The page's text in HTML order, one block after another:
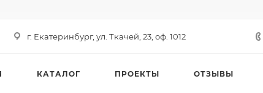
г. Екатеринбург, ул. Ткачей, 23, оф. 1012
КАТАЛОГ ПРОЕКТЫ ОТЗЫВЫ